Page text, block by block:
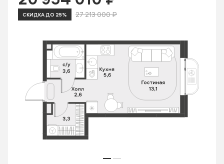
СКИДКА ДО 25% 27 213 000 ₽